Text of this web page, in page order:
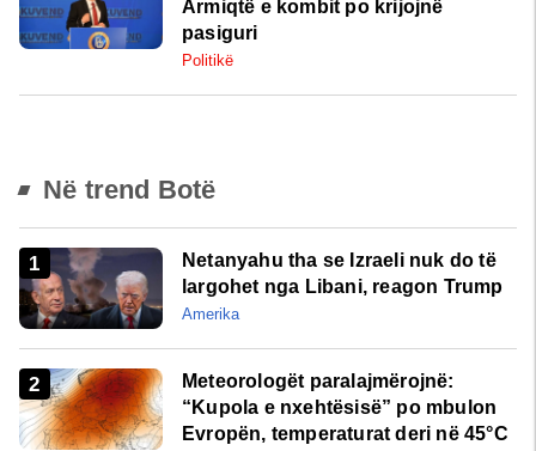
Armiqtë e kombit po krijojnë
pasiguri
Politikë
Në trend Botë
Netanyahu tha se Izraeli nuk do të
largohet nga Libani, reagon Trump
Amerika
Meteorologët paralajmërojnë:
“Kupola e nxehtësisë” po mbulon
Evropën, temperaturat deri në 45°C